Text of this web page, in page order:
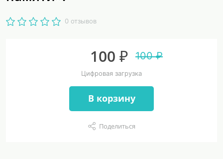
0 отзывов
100 ₽ 100 ₽
Цифровая загрузка
В корзину
Поделиться